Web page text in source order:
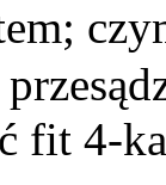
fit 4-